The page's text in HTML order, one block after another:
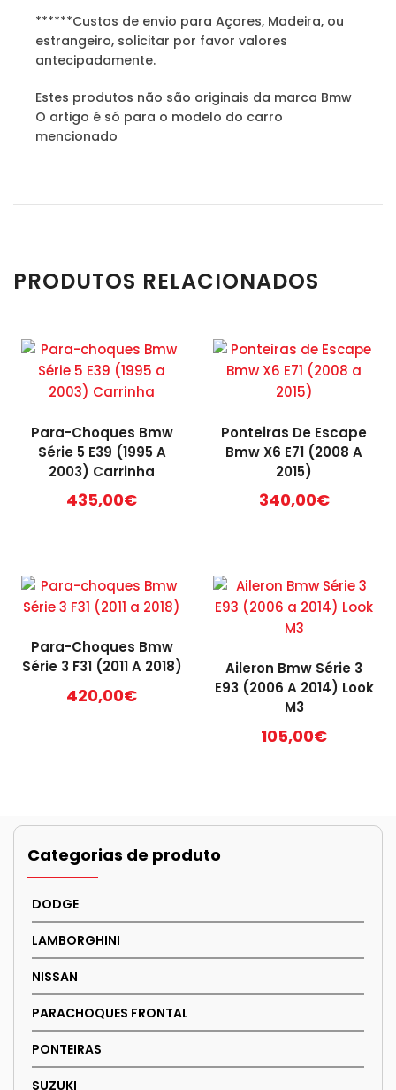
******Custos de envio para Açores, Madeira, ou
estrangeiro, solicitar por favor valores
antecipadamente.
Estes produtos não são originais da marca Bmw
O artigo é só para o modelo do carro
mencionado
PRODUTOS RELACIONADOS
Para-Choques Bmw
Série 5 E39 (1995 A
2003) Carrinha
435,00€
Ponteiras De Escape
Bmw X6 E71 (2008 A
2015)
340,00€
Para-Choques Bmw
Série 3 F31 (2011 A 2018)
420,00€
Aileron Bmw Série 3
E93 (2006 A 2014) Look
M3
105,00€
Categorias de produto
DODGE
LAMBORGHINI
NISSAN
PARACHOQUES FRONTAL
PONTEIRAS
SUZUKI